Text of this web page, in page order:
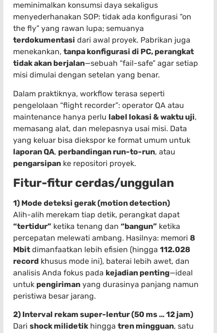
meminimalkan konsumsi daya sekaligus
menyederhanakan SOP: tidak ada konfigurasi “on
the fly” yang rawan lupa; semuanya
terdokumentasi dari awal proyek. Pabrikan juga
menekankan, tanpa konfigurasi di PC, perangkat
tidak akan berjalan—sebuah “fail-safe” agar setiap
misi dimulai dengan setelan yang benar.
Dalam praktiknya, workflow terasa seperti
pengelolaan “flight recorder”: operator QA atau
maintenance hanya perlu label lokasi & waktu uji,
memasang alat, dan melepasnya usai misi. Data
yang keluar bisa diekspor ke format umum untuk
laporan QA, perbandingan run-to-run, atau
pengarsipan ke repositori proyek.
Fitur-fitur cerdas/unggulan
1) Mode deteksi gerak (motion detection)
Alih-alih merekam tiap detik, perangkat dapat
“tertidur” ketika tenang dan “bangun” ketika
percepatan melewati ambang. Hasilnya: memori 8
Mbit dimanfaatkan lebih efisien (hingga 112.028
record khusus mode ini), baterai lebih awet, dan
analisis Anda fokus pada kejadian penting—ideal
untuk pengiriman yang durasinya panjang namun
peristiwa besar jarang.
2) Interval rekam super-lentur (50 ms … 12 jam)
Dari shock milidetik hingga tren mingguan, satu